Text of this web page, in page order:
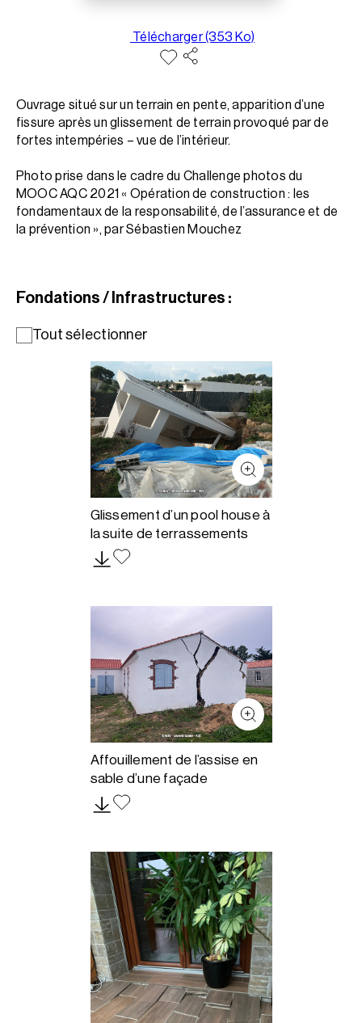
Télécharger (353 Ko)
Ouvrage situé sur un terrain en pente, apparition d’une
fissure après un glissement de terrain provoqué par de
fortes intempéries – vue de l’intérieur.
Photo prise dans le cadre du Challenge photos du
MOOC AQC 2021 « Opération de construction : les
fondamentaux de la responsabilité, de l’assurance et de
la prévention », par Sébastien Mouchez
Fondations / Infrastructures :
Tout sélectionner
Glissement d’un pool house à
la suite de terrassements
Affouillement de l’assise en
sable d’une façade